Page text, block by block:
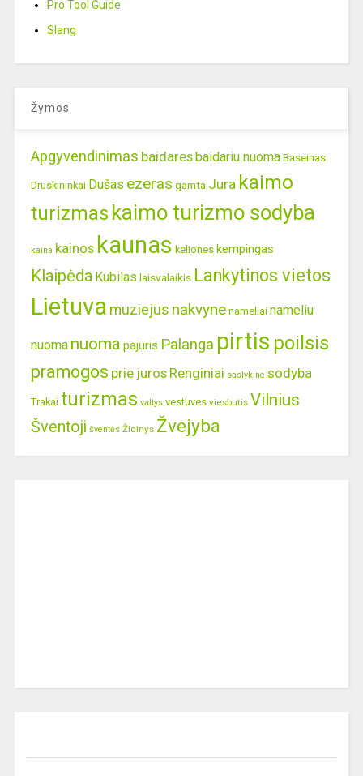
Pro Tool Guide
Slang
Žymos
Apgyvendinimas baidaresbaidariu nuoma Baseinas
Druskininkai Dušas ezeras gamta Jura kaimo
turizmas kaimo turizmo sodyba
kaina kainos kaunas keliones kempingas
Klaipėda Kubilas laisvalaikis Lankytinos vietos
Lietuva muziejus nakvyne nameliai nameliu
nuoma nuoma pajuris Palanga pirtis poilsis
pramogos prie juros Renginiai saslykine sodyba
Trakai turizmas valtys vestuves viesbutis Vilnius
Šventoji šventės Židinys Žvejyba